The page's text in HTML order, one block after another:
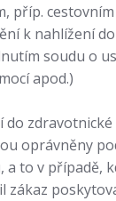
příp. cestovním
k nahlížení
soudu o
apod.)
do
oprávněny
a to v případě,
zákaz